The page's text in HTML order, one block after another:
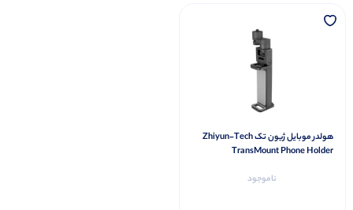
هولدر موبایل ژیون تک Zhiyun-Tech
TransMount Phone Holder
ناموجود